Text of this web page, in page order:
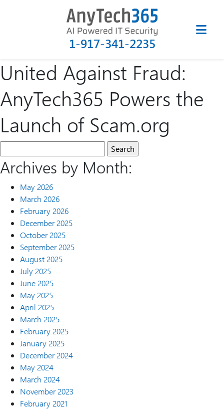
1-917-341-2235
United Against Fraud:
AnyTech365 Powers the
Launch of Scam.org
Archives by Month:
May 2026
March 2026
February 2026
December 2025
October 2025
September 2025
August 2025
July 2025
June 2025
May 2025
April 2025
March 2025
February 2025
January 2025
December 2024
May 2024
March 2024
November 2023
February 2021